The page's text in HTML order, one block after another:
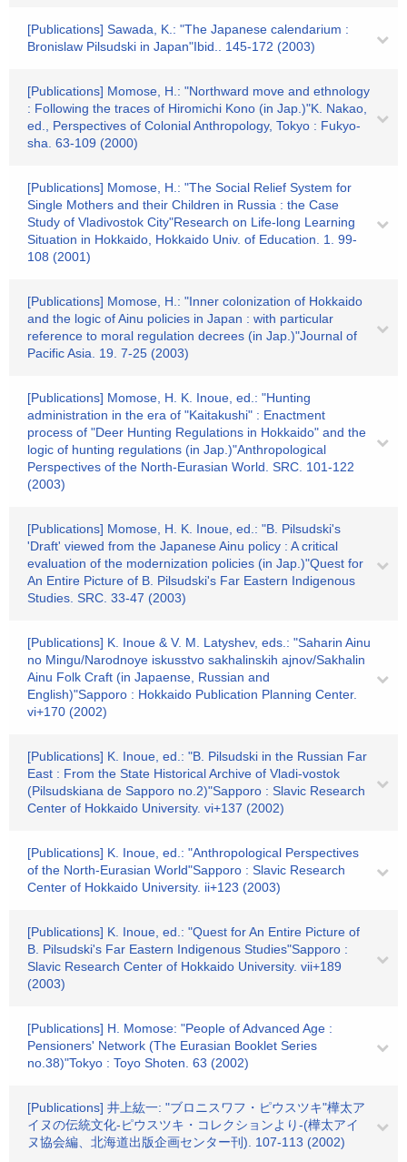
[Publications] Sawada, K.: "The Japanese calendarium :
Bronislaw Pilsudski in Japan"Ibid.. 145-172 (2003)
[Publications] Momose, H.: "Northward move and ethnology
: Following the traces of Hiromichi Kono (in Jap.)"K. Nakao,
ed., Perspectives of Colonial Anthropology, Tokyo : Fukyo-
sha. 63-109 (2000)
[Publications] Momose, H.: "The Social Relief System for
Single Mothers and their Children in Russia : the Case
Study of Vladivostok City"Research on Life-long Learning
Situation in Hokkaido, Hokkaido Univ. of Education. 1. 99-
108 (2001)
[Publications] Momose, H.: "Inner colonization of Hokkaido
and the logic of Ainu policies in Japan : with particular
reference to moral regulation decrees (in Jap.)"Journal of
Pacific Asia. 19. 7-25 (2003)
[Publications] Momose, H. K. Inoue, ed.: "Hunting
administration in the era of "Kaitakushi" : Enactment
process of "Deer Hunting Regulations in Hokkaido" and the
logic of hunting regulations (in Jap.)"Anthropological
Perspectives of the North-Eurasian World. SRC. 101-122
(2003)
[Publications] Momose, H. K. Inoue, ed.: "B. Pilsudski's
'Draft' viewed from the Japanese Ainu policy : A critical
evaluation of the modernization policies (in Jap.)"Quest for
An Entire Picture of B. Pilsudski's Far Eastern Indigenous
Studies. SRC. 33-47 (2003)
[Publications] K. Inoue & V. M. Latyshev, eds.: "Saharin Ainu
no Mingu/Narodnoye iskusstvo sakhalinskih ajnov/Sakhalin
Ainu Folk Craft (in Japaense, Russian and
English)"Sapporo : Hokkaido Publication Planning Center.
vi+170 (2002)
[Publications] K. Inoue, ed.: "B. Pilsudski in the Russian Far
East : From the State Historical Archive of Vladi-vostok
(Pilsudskiana de Sapporo no.2)"Sapporo : Slavic Research
Center of Hokkaido University. vi+137 (2002)
[Publications] K. Inoue, ed.: "Anthropological Perspectives
of the North-Eurasian World"Sapporo : Slavic Research
Center of Hokkaido University. ii+123 (2003)
[Publications] K. Inoue, ed.: "Quest for An Entire Picture of
B. Pilsudski's Far Eastern Indigenous Studies"Sapporo :
Slavic Research Center of Hokkaido University. vii+189
(2003)
[Publications] H. Momose: "People of Advanced Age :
Pensioners' Network (The Eurasian Booklet Series
no.38)"Tokyo : Toyo Shoten. 63 (2002)
[Publications] 井上紘一: "ブロニスワフ・ピウスツキ"樺太ア
イヌの伝統文化-ピウスツキ・コレクションより-(樺太アイ
ヌ協会編、北海道出版企画センター刊). 107-113 (2002)